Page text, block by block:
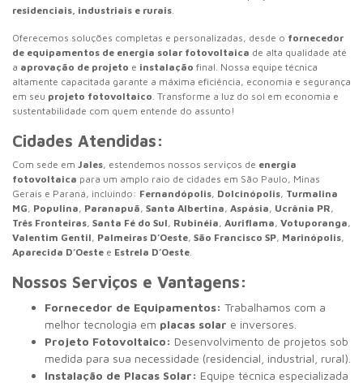
residenciais, industriais e rurais
Oferecemos soluções completas e personalizadas, desde o fornecedor
de equipamentos de energia solar fotovoltaica de alta qualidade até
a aprovação de projeto e instalação final. Nossa equipe técnica
altamente capacitada garante a máxima eficiência, economia e segurança
em seu projeto fotovoltaico . Transforme a luz do sol em economia e
sustentabilidade com quem entende do assunto!
Cidades Atendidas:
Com sede em Jales, estendemos nossos serviços de energia
fotovoltaica para um amplo raio de cidades em São Paulo, Minas
Gerais e Paraná, incluindo: Fernandópolis, Dolcinópolis, Turmalina
MG, Populina, Paranapuã, Santa Albertina, Aspásia, Ucrânia PR,
Três Fronteiras, Santa Fé do Sul, Rubinéia, Auriflama, Votuporanga,
Valentim Gentil, Palmeiras D’Oeste, São Francisco SP, Marinópolis,
Aparecida D’Oeste e Estrela D’Oeste
Nossos Serviços e Vantagens:
Fornecedor de Equipamentos: Trabalhamos com a
melhor tecnologia em placas solar e inversores.
Projeto Fotovoltaico: Desenvolvimento de projetos sob
medida para sua necessidade (residencial, industrial, rural).
Instalação de Placas Solar: Equipe técnica especializada